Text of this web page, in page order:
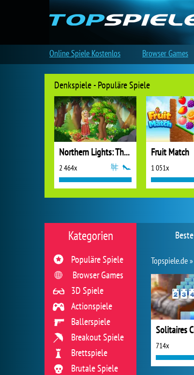
Beste
Topspiele.de »
714x
Kategorien
Populäre Spiele
Browser Games
3D Spiele
Actionspiele
Ballerspiele
Breakout Spiele
Brettspiele
Brutale Spiele
Denkspiele - Populäre Spiele
Northern Lights: The Secret of the Forest
2 464x
Fruit Match
1 051x
Online Spiele Kostenlos Browser Games